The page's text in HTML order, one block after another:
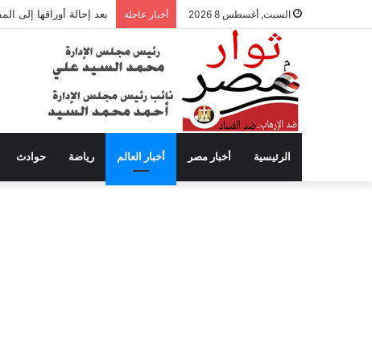
السبت, أغسطس 8 2026 أخبار عاجلة بعد إحالة أوراقها إلى
الرئيسية أخبار مصر أخبار العالم رياضة حوادث